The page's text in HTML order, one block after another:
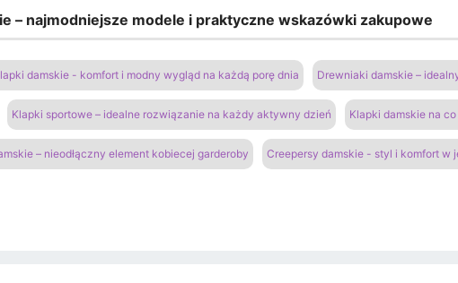
– najmodniejsze modele i praktyczne wskazówki zakupowe
damskie - komfort i modny wygląd na każdą porę dnia Drewniaki damskie –
Klapki sportowe – idealne rozwiązanie na każdy aktywny dzień Klapki damskie na
– nieodłączny element kobiecej garderoby Creepersy damskie - styl i komfort w